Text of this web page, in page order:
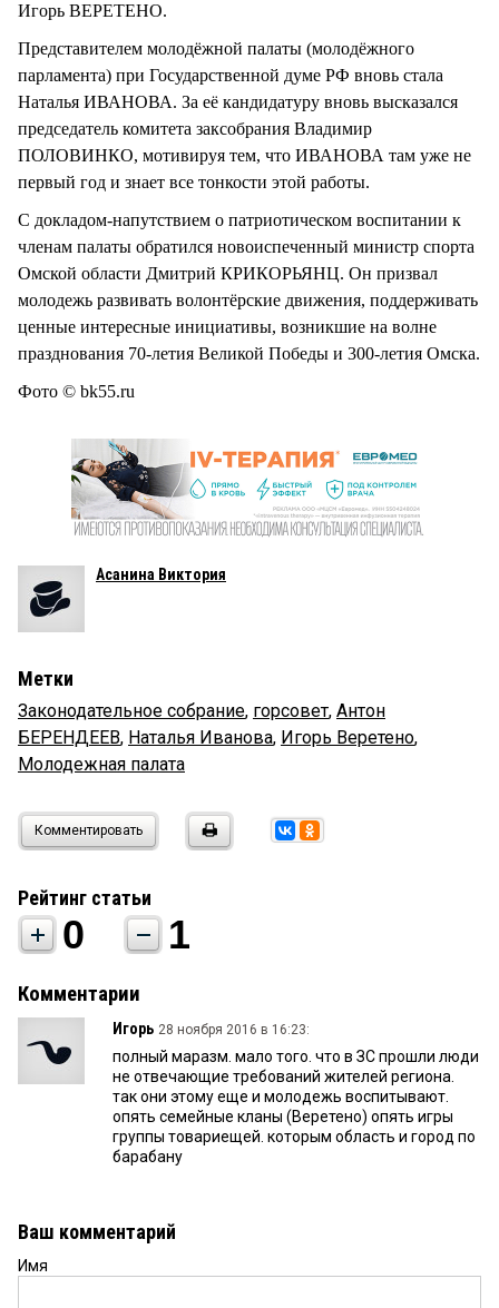
Игорь ВЕРЕТЕНО.
Представителем молодёжной палаты (молодёжного
парламента) при Государственной думе РФ вновь стала
Наталья ИВАНОВА. За её кандидатуру вновь высказался
председатель комитета заксобрания Владимир
ПОЛОВИНКО, мотивируя тем, что ИВАНОВА там уже не
первый год и знает все тонкости этой работы.
С докладом-напутствием о патриотическом воспитании к
членам палаты обратился новоиспеченный министр спорта
Омской области Дмитрий КРИКОРЬЯНЦ. Он призвал
молодежь развивать волонтёрские движения, поддерживать
ценные интересные инициативы, возникшие на волне
празднования 70-летия Великой Победы и 300-летия Омска.
Фото © bk55.ru
Асанина Виктория
Метки
Законодательное собрание, горсовет, Антон
БЕРЕНДЕЕВ, Наталья Иванова, Игорь Веретено,
Молодежная палата
Комментировать
Рейтинг статьи
0 1
Комментарии
Игорь 28 ноября 2016 в 16:23:
полный маразм. мало того. что в ЗС прошли люди
не отвечающие требований жителей региона.
так они этому еще и молодежь воспитывают.
опять семейные кланы (Веретено) опять игры
группы товариещей. которым область и город по
барабану
Ваш комментарий
Имя